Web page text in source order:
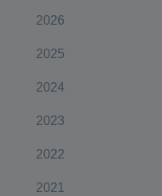
2026
2025
2024
2023
2022
2021